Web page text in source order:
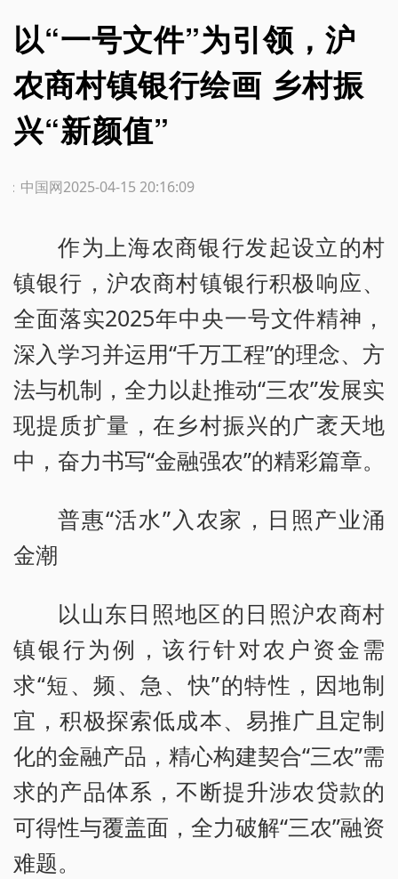
以“一号文件”为引领，沪
农商村镇银行绘画 乡村振
兴“新颜值”
2025-04-15 20:16:09
：中国网
作为上海农商银行发起设立的村
镇银行，沪农商村镇银行积极响应、
全面落实2025年中央一号文件精神，
深入学习并运用“千万工程”的理念、方
法与机制，全力以赴推动“三农”发展实
现提质扩量，在乡村振兴的广袤天地
中，奋力书写“金融强农”的精彩篇章。
普惠“活水”入农家，日照产业涌
金潮
以山东日照地区的日照沪农商村
镇银行为例，该行针对农户资金需
求“短、频、急、快”的特性，因地制
宜，积极探索低成本、易推广且定制
化的金融产品，精心构建契合“三农”需
求的产品体系，不断提升涉农贷款的
可得性与覆盖面，全力破解“三农”融资
难题。